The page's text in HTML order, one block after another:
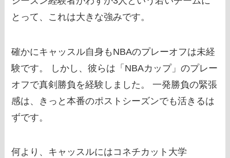
とって、これは大きな強みです。
確かにキャッスル自身もNBAのプレーオフは未経
験です。 しかし、彼らは「NBAカップ」のプレー
オフで真剣勝負を経験しました。 一発勝負の緊張
感は、きっと本番のポストシーズンでも活きるは
ずです。
何より、キャッスルにはコネチカット大学